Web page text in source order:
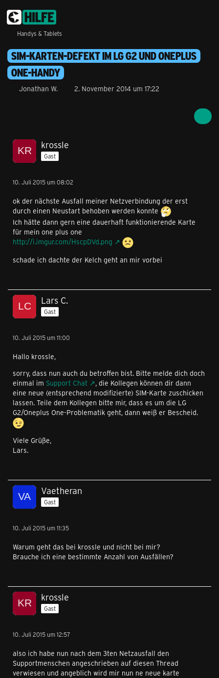
Handys & Tablets
SIM-KARTEN-DEFEKT IM LG G2 UND ONEPLUS
ONE-HANDY
Jonathan W. 2. November 2014 um 17:22
krossle
Gast
10. Juli 2015 um 08:02
ok der nächste Ausfall meiner Netzverbindung der erst
durch einen Neustart behoben werden konnte
Ich hätte dann gern eine dauerhaft funktionierende Karte
für mein one plus one
http://i.imgur.com/HscpDVd.png
schade ich dachte der Kelch geht an mir vorbei
Lars C.
Gast
10. Juli 2015 um 11:00
Hallo krossle,
sorry, dass nun auch du betroffen bist. Bitte melde dich doch
einmal im Support Chat
, die Kollegen können dir dann
eine neue (entsprechend modifizierte) SIM-Karte zuschicken
lassen. Teile dem Kollegen bitte mir, dass es um die LG
G2/Oneplus One-Problematik geht, dann weiß er Bescheid.
Viele Grüße,
Lars.
Vaetheran
Gast
10. Juli 2015 um 11:35
Warum geht das bei krossle und nicht bei mir?
Brauche ich eine bestimmte Anzahl von Ausfällen?
krossle
Gast
10. Juli 2015 um 12:57
also ich habe nun nach dem 3ten Netzausfall den
Supportmenschen angeschrieben auf diesen Thread
verwiesen und angeblich wird mir nun ne neue karte